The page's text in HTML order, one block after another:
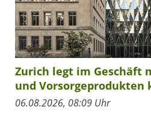
Zurich legt im Geschäft
und Vorsorgeprodukten
06.08.2026, 08:09 Uhr